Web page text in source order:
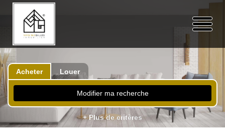
Acheter Louer
Modifier ma recherche
+ Plus de critères